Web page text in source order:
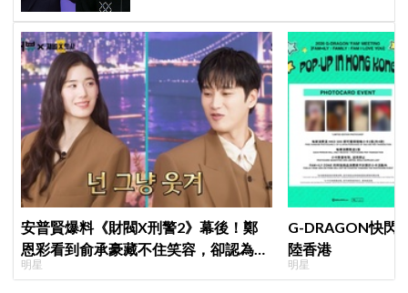
安普賢爆料《財閥X刑警2》幕後！鄭
恩彩看到俞承豪藏不住笑容，卻認為安
普賢只是「搞笑男」
明星
G-DRAGON快閃
陸香港
明星